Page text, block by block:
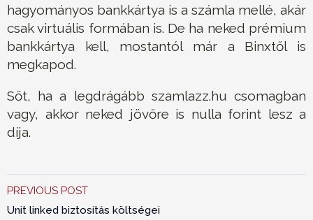
hagyományos bankkártya is a számla mellé, akár
csak virtuális formában is. De ha neked prémium
bankkártya kell, mostantól már a Binxtől is
megkapod.
Sőt, ha a legdrágább szamlazz.hu csomagban
vagy, akkor neked jövőre is nulla forint lesz a
díja.
PREVIOUS POST
Unit linked biztosítás költségei